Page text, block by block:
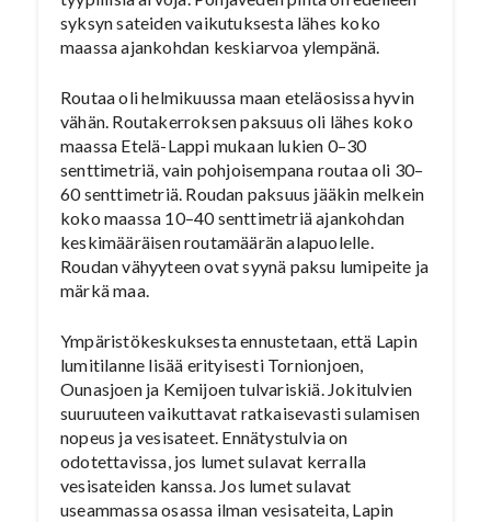
syksyn sateiden vaikutuksesta lähes koko
maassa ajankohdan keskiarvoa ylempänä.
Routaa oli helmikuussa maan eteläosissa hyvin
vähän. Routakerroksen paksuus oli lähes koko
maassa Etelä-Lappi mukaan lukien 0–30
senttimetriä, vain pohjoisempana routaa oli 30–
60 senttimetriä. Roudan paksuus jääkin melkein
koko maassa 10–40 senttimetriä ajankohdan
keskimääräisen routamäärän alapuolelle.
Roudan vähyyteen ovat syynä paksu lumipeite ja
märkä maa.
Ympäristökeskuksesta ennustetaan, että Lapin
lumitilanne lisää erityisesti Tornionjoen,
Ounasjoen ja Kemijoen tulvariskiä. Jokitulvien
suuruuteen vaikuttavat ratkaisevasti sulamisen
nopeus ja vesisateet. Ennätystulvia on
odotettavissa, jos lumet sulavat kerralla
vesisateiden kanssa. Jos lumet sulavat
useammassa osassa ilman vesisateita, Lapin